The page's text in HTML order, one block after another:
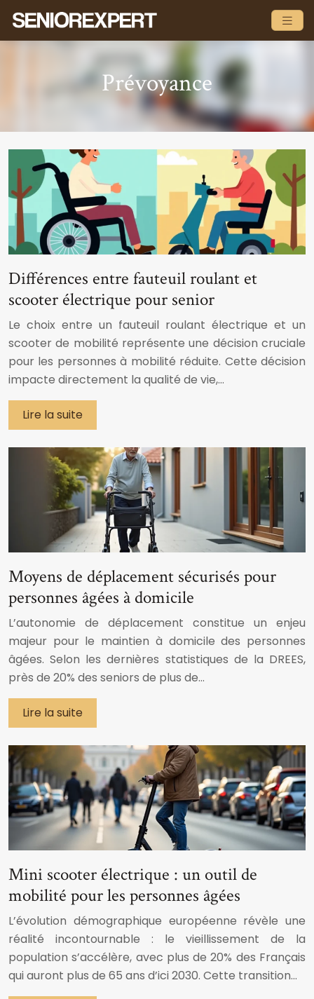
Prévoyance
Différences entre fauteuil roulant et
scooter électrique pour senior
Le choix entre un fauteuil roulant électrique et un
scooter de mobilité représente une décision cruciale
pour les personnes à mobilité réduite. Cette décision
impacte directement la qualité de vie,…
Lire la suite
Moyens de déplacement sécurisés pour
personnes âgées à domicile
L’autonomie de déplacement constitue un enjeu
majeur pour le maintien à domicile des personnes
âgées. Selon les dernières statistiques de la DREES,
près de 20% des seniors de plus de…
Lire la suite
Mini scooter électrique : un outil de
mobilité pour les personnes âgées
L’évolution démographique européenne révèle une
réalité incontournable : le vieillissement de la
population s’accélère, avec plus de 20% des Français
qui auront plus de 65 ans d’ici 2030. Cette transition…